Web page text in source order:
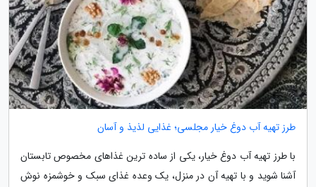
طرز تهیه آب دوغ خیار مجلسی؛ غذایی لذیذ و آسان
با طرز تهیه آب دوغ خیار، یکی از ساده ترین غذاهای مخصوص تابستان
آشنا شوید و با تهیه آن در منزل، یک وعده غذای سبک و خوشمزه نوش